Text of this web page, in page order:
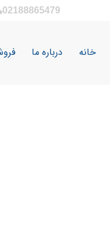
02188865479
خانه درباره ما